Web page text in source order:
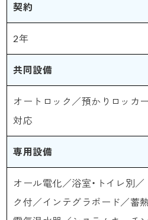
契約
2年
共同設備
オートロック／預かりロッカ
対応
専用設備
オール電化／浴室・トイレ別／
ク付／インテグラボード／蓄